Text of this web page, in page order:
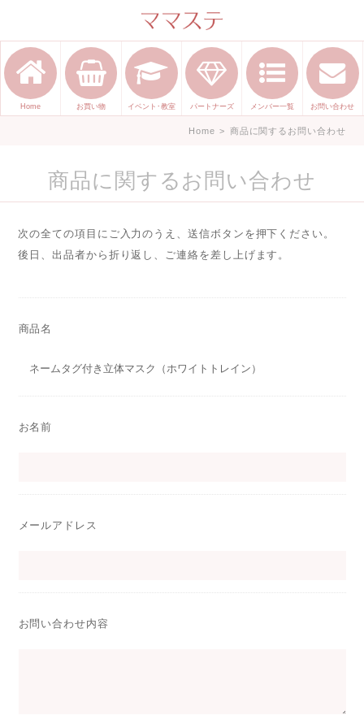
ママのかくれた才能発信します。
手づくり表現ステージ ママステ ハ
ンドメイド（手づくり）やスキル・
センスで表現したいママが集まって
ます。
Home お買い物 イベント･教室 パートナーズ メンバー一覧 お問い合わせ
Home > 商品に関するお問い合わせ
商品に関するお問い合わせ
次の全ての項目にご入力のうえ、送信ボタンを押下ください。
後日、出品者から折り返し、ご連絡を差し上げます。
商品名
お名前
メールアドレス
お問い合わせ内容